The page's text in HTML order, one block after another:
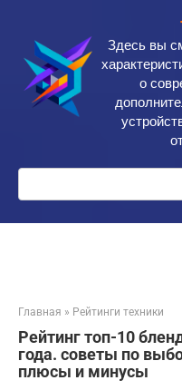
контенту
Здесь вы
о
Поиск:
Главная » Рейтинги техники
Рейтинг топ-10
года. советы по
плюсы и минусы